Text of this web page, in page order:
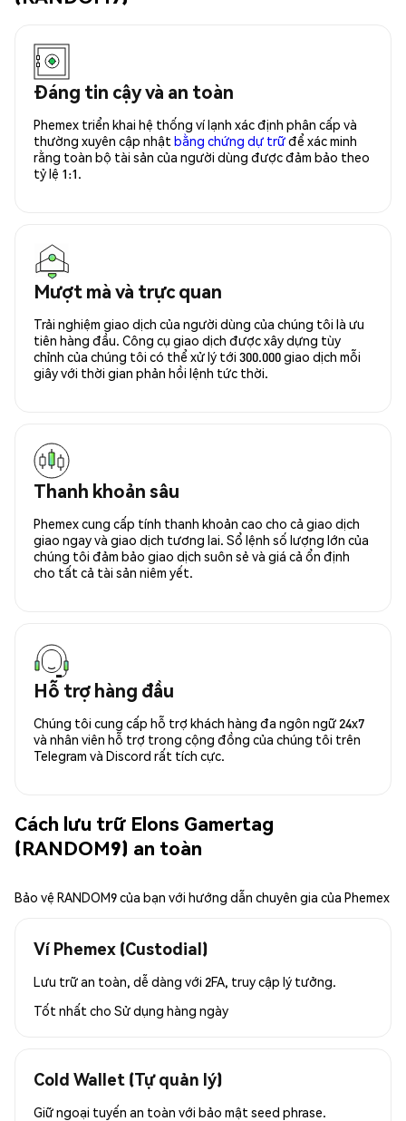
Đáng tin cậy và an toàn
Phemex triển khai hệ thống ví lạnh xác định phân cấp và
thường xuyên cập nhật bằng chứng dự trữđể xác minh
rằng toàn bộ tài sản của người dùng được đảm bảo theo
tỷ lệ 1:1.
Mượt mà và trực quan
Trải nghiệm giao dịch của người dùng của chúng tôi là ưu
tiên hàng đầu. Công cụ giao dịch được xây dựng tùy
chỉnh của chúng tôi có thể xử lý tới 300.000 giao dịch mỗi
giây với thời gian phản hồi lệnh tức thời.
Thanh khoản sâu
Phemex cung cấp tính thanh khoản cao cho cả giao dịch
giao ngay và giao dịch tương lai. Sổ lệnh số lượng lớn của
chúng tôi đảm bảo giao dịch suôn sẻ và giá cả ổn định
cho tất cả tài sản niêm yết.
Hỗ trợ hàng đầu
Chúng tôi cung cấp hỗ trợ khách hàng đa ngôn ngữ 24x7
và nhân viên hỗ trợ trong cộng đồng của chúng tôi trên
Telegram và Discord rất tích cực.
Cách lưu trữ Elons Gamertag
(RANDOM9) an toàn
Bảo vệ RANDOM9 của bạn với hướng dẫn chuyên gia của Phemex
Ví Phemex (Custodial)
Lưu trữ an toàn, dễ dàng với 2FA, truy cập lý tưởng.
Tốt nhất cho Sử dụng hàng ngày
Cold Wallet (Tự quản lý)
Giữ ngoại tuyến an toàn với bảo mật seed phrase.